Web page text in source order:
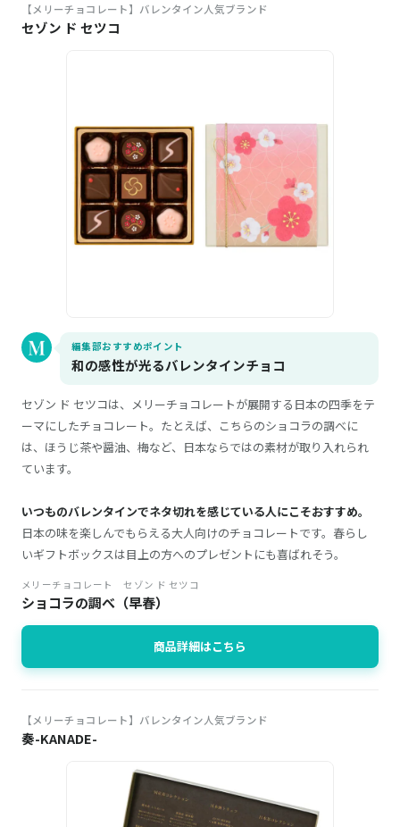
【メリーチョコレート】バレンタイン人気ブランド
セゾン ド セツコ
編集部おすすめポイント
和の感性が光るバレンタインチョコ
セゾン ド セツコは、メリーチョコレートが展開する日本の四季をテ
ーマにしたチョコレート。たとえば、こちらのショコラの調べに
は、ほうじ茶や醤油、梅など、日本ならではの素材が取り入れられ
ています。
いつものバレンタインでネタ切れを感じている人にこそおすすめ。
日本の味を楽しんでもらえる大人向けのチョコレートです。春らし
いギフトボックスは目上の方へのプレゼントにも喜ばれそう。
メリーチョコレート セゾン ド セツコ
ショコラの調べ（早春）
商品詳細はこちら
【メリーチョコレート】バレンタイン人気ブランド
奏-KANADE-